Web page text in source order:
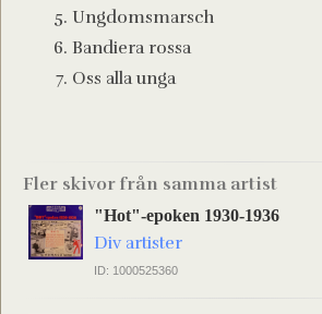
Ungdomsmarsch
Bandiera rossa
Oss alla unga
Fler skivor från samma artist
"Hot"-epoken 1930-1936
Div artister
ID: 1000525360